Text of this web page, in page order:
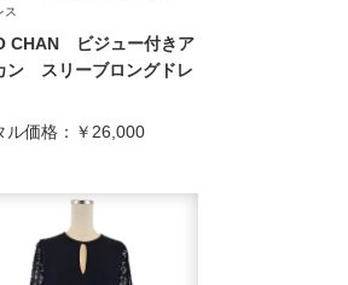
ス
CHAN ビジュー付きア
ン スリーブロングドレ
ル価格： ￥26,000